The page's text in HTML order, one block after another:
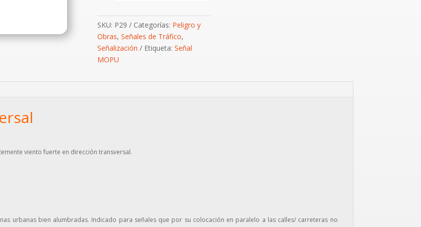
SKU: P29 Categorías: Peligro y
Obras, Señales de Tráfico,
Señalización
Etiqueta: Señal
MOPU
viento fuerte en dirección transversal.
urbanas bien alumbradas. Indicado para señales que por su colocación en paralelo a las calles/ carreteras no